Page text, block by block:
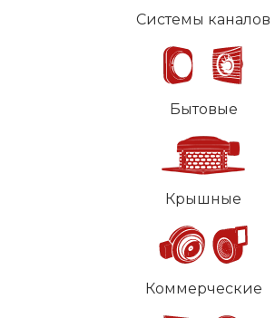
Системы каналов
Бытовые
Крышные
Коммерческие